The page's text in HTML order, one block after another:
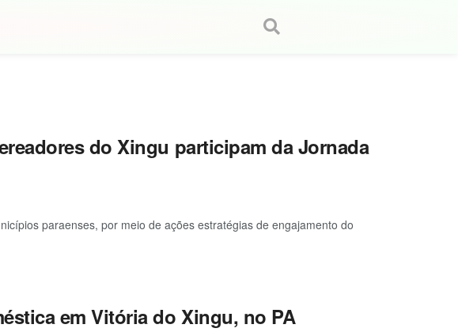
do Xingu participam da Jornada
paraenses, por meio de ações estratégias de engajamento do
em Vitória do Xingu, no PA